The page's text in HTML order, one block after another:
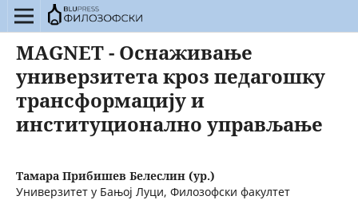
MAGNET - Оснаживање
универзитета кроз педагошку
трансформацију и
институционално управљање
Тамара Прибишев Белеслин (ур.)
Универзитет у Бањој Луци, Филозофски факултет